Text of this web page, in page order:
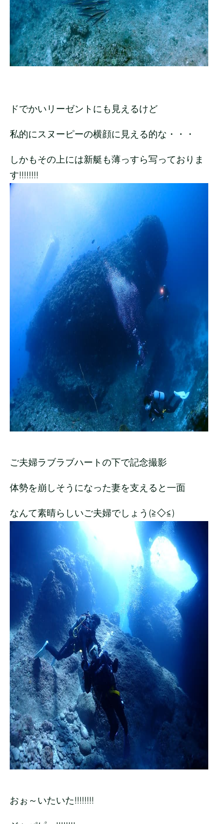
ドでかいリーゼントにも見えるけど
私的にスヌーピーの横顔に見える的な・・・
しかもその上には新艇も薄っすら写っておりま
す!!!!!!!!
ご夫婦ラブラブハートの下で記念撮影
体勢を崩しそうになった妻を支えると一面
なんて素晴らしいご夫婦でしょう(≧◇≦)
おぉ～いたいた!!!!!!!!